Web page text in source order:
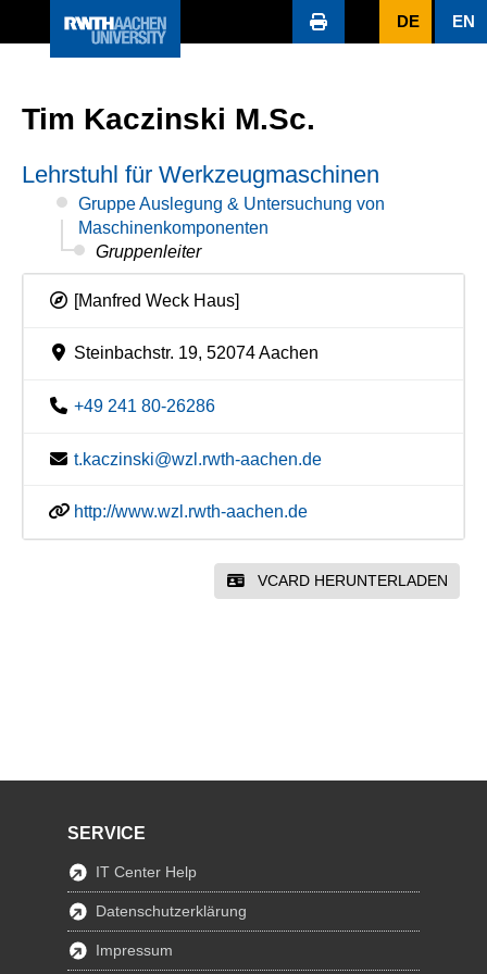
DE EN
Tim Kaczinski M.Sc.
Lehrstuhl für Werkzeugmaschinen
Gruppe Auslegung & Untersuchung von
Maschinenkomponenten
Gruppenleiter
[Manfred Weck Haus]
Steinbachstr. 19, 52074 Aachen
+49 241 80-26286
t.kaczinski@wzl.rwth-aachen.de
http://www.wzl.rwth-aachen.de
VCARD HERUNTERLADEN
SERVICE
IT Center Help
Datenschutzerklärung
Impressum